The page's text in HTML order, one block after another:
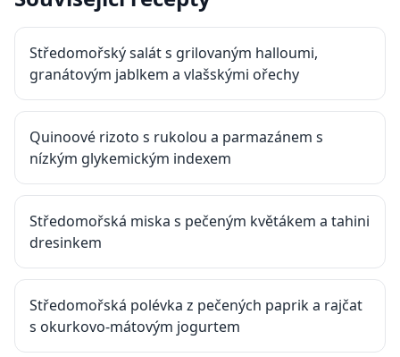
Středomořský salát s grilovaným halloumi,
granátovým jablkem a vlašskými ořechy
Quinoové rizoto s rukolou a parmazánem s
nízkým glykemickým indexem
Středomořská miska s pečeným květákem a tahini
dresinkem
Středomořská polévka z pečených paprik a rajčat
s okurkovo-mátovým jogurtem